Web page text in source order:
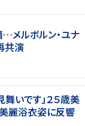
メルボルン・ユナ
共演
舞いです」２５歳美
麗浴衣姿に反響